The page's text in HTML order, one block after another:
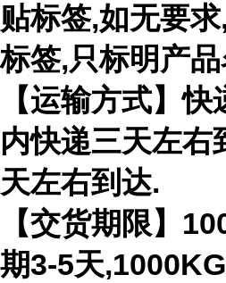
贴标签,如无要
标签,只标明产
【运输方式】
内快递三天左右
天左右到达.
【交货期限】
期3-5天